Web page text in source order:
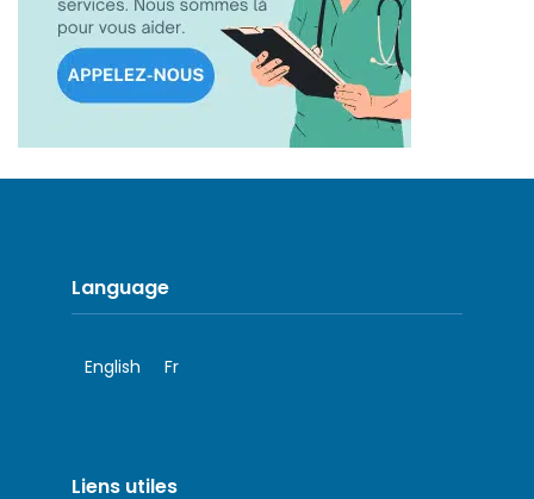
Language
English Fr
Liens utiles